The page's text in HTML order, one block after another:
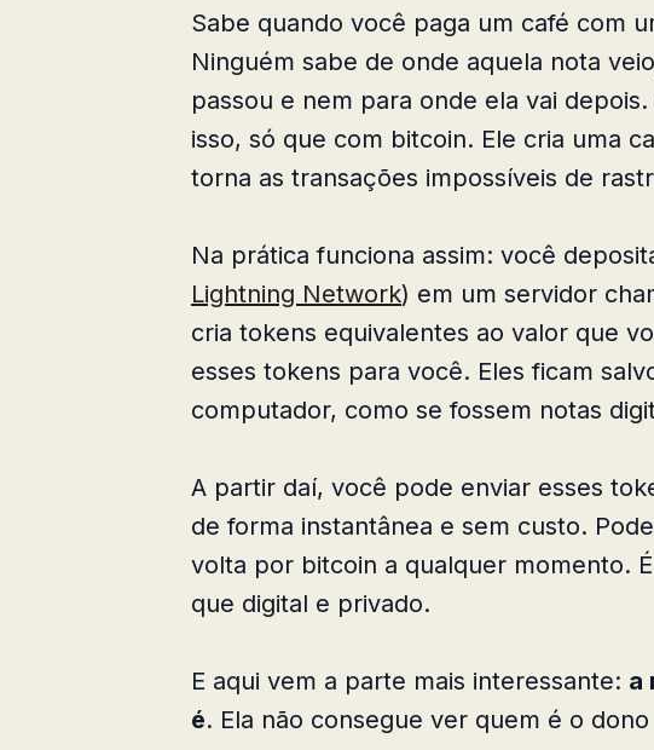
Sabe quando você paga um café com
Ninguém sabe de onde aquela nota
passou e nem para onde ela vai
isso, só que com bitcoin. Ele cria uma
torna as transações impossíveis de
Na prática funciona assim: você
Lightning Network) em um servidor
cria tokens equivalentes ao valor que
esses tokens para você. Eles ficam
computador, como se fossem notas
A partir daí, você pode enviar esses
de forma instantânea e sem custo.
volta por bitcoin a qualquer momento.
que digital e privado.
E aqui vem a parte mais interessante: a
é. Ela não consegue ver quem é o